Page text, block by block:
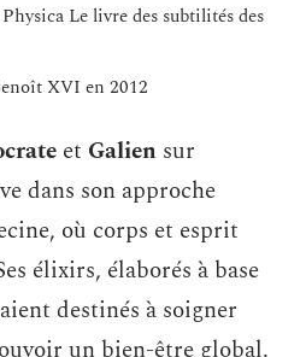
Le livre des subtilités des
XVI en 2012
et Galien sur
dans son approche
où corps et esprit
élixirs, élaborés à base
destinés à soigner
un bien-être global.